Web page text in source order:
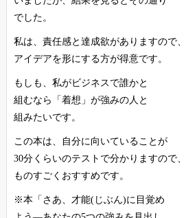
でした。
私は、責任感と達成欲がありますので、
アイデアを形にする方が得意です。
もしも、私がビジネスで誰かと
組むなら「着想」が強みの人と
組みたいです。
この本は、自分に向いていることが
30分くらいのテストで分かりますので、
ものすごくおすすめです。
※本「さあ、才能(じぶん)に目覚め